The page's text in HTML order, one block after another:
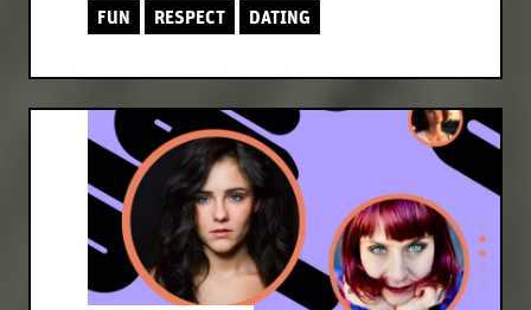
FUN RESPECT DATING